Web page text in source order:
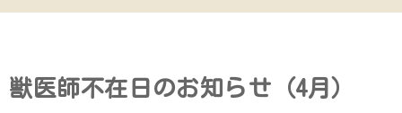
獣医師不在日のお知らせ（4月）